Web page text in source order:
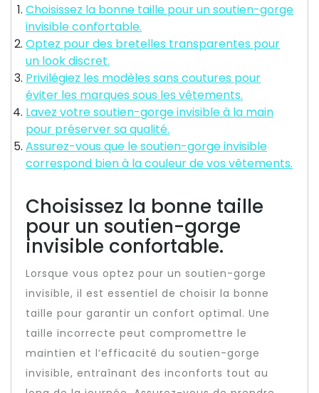
Choisissez la bonne taille pour un soutien-gorge
invisible confortable.
Optez pour des bretelles transparentes pour
un look discret.
Privilégiez les modèles sans coutures pour
éviter les marques sous les vêtements.
Lavez votre soutien-gorge invisible à la main
pour préserver sa qualité.
Assurez-vous que le soutien-gorge invisible
correspond bien à la couleur de vos vêtements.
Choisissez la bonne taille
pour un soutien-gorge
invisible confortable.
Lorsque vous optez pour un soutien-gorge
invisible, il est essentiel de choisir la bonne
taille pour garantir un confort optimal. Une
taille incorrecte peut compromettre le
maintien et l’efficacité du soutien-gorge
invisible, entraînant des inconforts tout au